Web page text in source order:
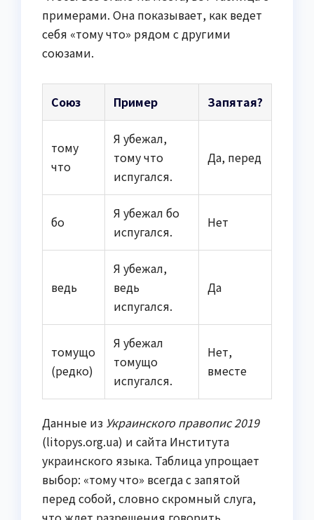
примерами. Она показывает, как ведет
себя «тому что» рядом с другими
союзами.
Союз Пример Запятая?
тому
что
Я убежал,
тому что
испугался.
Да, перед
бо
Я убежал бо
испугался.
Нет
ведь
Я убежал,
ведь
испугался.
Да
томущо
(редко)
Я убежал
томущо
испугался.
Нет,
вместе
Данные из Украинского правопис 2019
(litopys.org.ua) и сайта Института
украинского языка. Таблица упрощает
выбор: «тому что» всегда с запятой
перед собой, словно скромный слуга,